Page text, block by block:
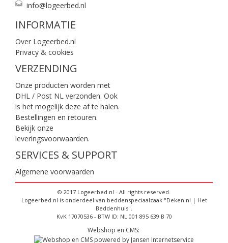
info@logeerbed.nl
INFORMATIE
Over Logeerbed.nl
Privacy & cookies
VERZENDING
Onze producten worden met
DHL / Post NL verzonden. Ook
is het mogelijk deze af te halen.
Bestellingen en retouren.
Bekijk onze
leveringsvoorwaarden.
SERVICES & SUPPORT
Algemene voorwaarden
© 2017 Logeerbed.nl - All rights reserved.
Logeerbed.nl is onderdeel van beddenspeciaalzaak "Deken.nl | Het
Beddenhuis".
KvK 17070536 - BTW ID: NL 001 895 639 B 70
Webshop en CMS: